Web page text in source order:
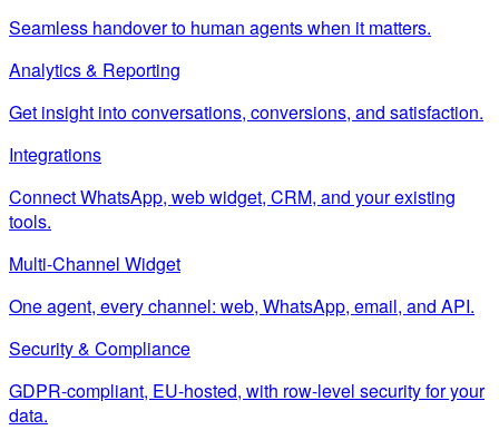
Seamless handover to human agents when it matters.
Analytics & Reporting
Get insight into conversations, conversions, and satisfaction.
Integrations
Connect WhatsApp, web widget, CRM, and your existing
tools.
Multi-Channel Widget
One agent, every channel: web, WhatsApp, email, and API.
Security & Compliance
GDPR-compliant, EU-hosted, with row-level security for your
data.